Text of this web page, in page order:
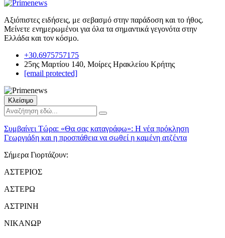
Αξιόπιστες ειδήσεις, με σεβασμό στην παράδοση και το ήθος.
Μείνετε ενημερωμένοι για όλα τα σημαντικά γεγονότα στην
Ελλάδα και τον κόσμο.
+30.6975757175
25ης Μαρτίου 140, Μοίρες Ηρακλείου Κρήτης
[email protected]
Κλείσιμο
Συμβαίνει Τώρα: «Θα σας καταγράφω»: Η νέα πρόκληση
Γεωργιάδη και η προσπάθεια να σωθεί η καμένη ατζέντα
Σήμερα Γιορτάζουν:
ΑΣΤΕΡΙΟΣ
ΑΣΤΕΡΩ
ΑΣΤΡΙΝΗ
ΝΙΚΑΝΩΡ